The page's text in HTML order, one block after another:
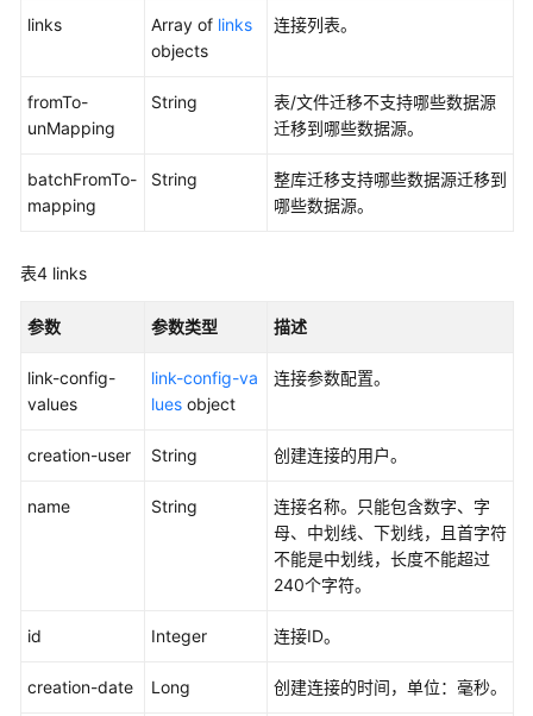
群
理
连
理
CreateLink
查
links Array of links
objects
连接列表。
fromTo-
unMapping
String
表/文件迁移不支持哪些数据源
迁移到哪些数据源。
batchFromTo-
mapping
String
整库迁移支持哪些数据源迁移到
哪些数据源。
表4 links
参数 参数类型 描述
link-config-
values
link-config-va
lues object
连接参数配置。
creation-user String 创建连接的用户。
name String
连接名称。只能包含数字、字
母、中划线、下划线，且首字符
不能是中划线，长度不能超过
240个字符。
id Integer 连接ID。
creation-date Long 创建连接的时间，单位：毫秒。